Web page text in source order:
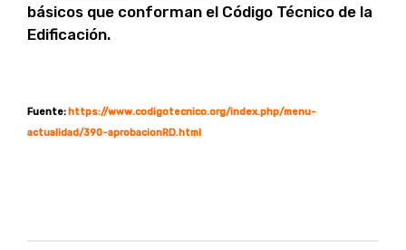
básicos que conforman el Código Técnico de la
Edificación.
Fuente: https://www.codigotecnico.org/index.php/menu-
actualidad/390-aprobacionRD.html